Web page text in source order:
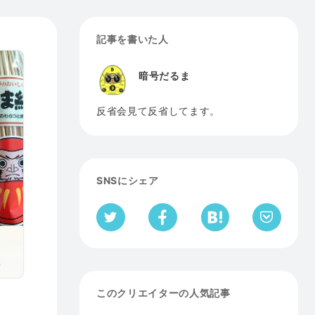
記事を書いた人
暗号だるま
反省会見て反省してます。
SNSにシェア
このクリエイターの人気記事